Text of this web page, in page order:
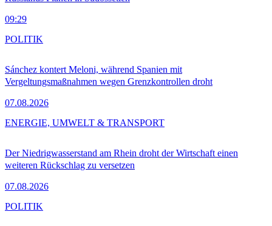
09:29
Sánchez kontert Meloni, während Spanien mit
Vergeltungsmaßnahmen wegen Grenzkontrollen droht
07.08.2026
POLITIK
Der Niedrigwasserstand am Rhein droht der Wirtschaft einen
weiteren Rückschlag zu versetzen
07.08.2026
ENERGIE, UMWELT & TRANSPORT
POLITIK